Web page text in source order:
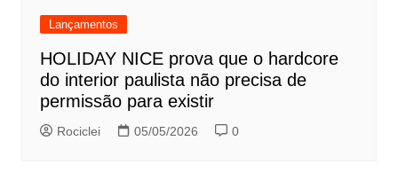
Lançamentos
HOLIDAY NICE prova que o hardcore
do interior paulista não precisa de
permissão para existir
Rociclei 05/05/2026 0